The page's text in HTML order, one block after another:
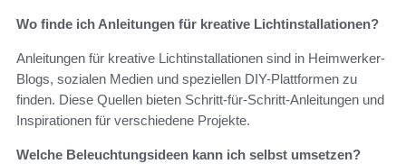
Wo finde ich Anleitungen für kreative Lichtinstallationen?
Anleitungen für kreative Lichtinstallationen sind in Heimwerker-
Blogs, sozialen Medien und speziellen DIY-Plattformen zu
finden. Diese Quellen bieten Schritt-für-Schritt-Anleitungen und
Inspirationen für verschiedene Projekte.
Welche Beleuchtungsideen kann ich selbst umsetzen?